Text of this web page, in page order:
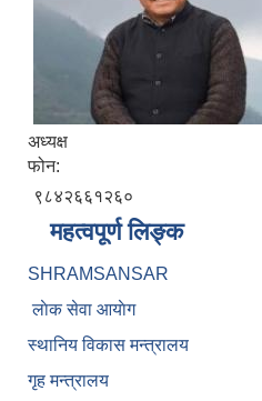
अध्यक्ष
फोन:
९८४२६६१२६०
महत्वपूर्ण लिङ्क
SHRAMSANSAR
लाेक सेवा आयाेग
स्थानिय विकास मन्त्रालय
गृह मन्त्रालय